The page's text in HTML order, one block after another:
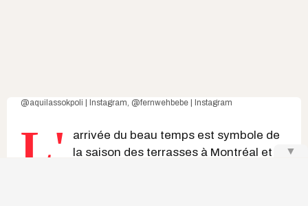
@aquilassokpoli | Instagram @fernwehbebe | Instagram
L'
arrivée du beau temps est symbole de
la saison des terrasses à Montréal et
▼